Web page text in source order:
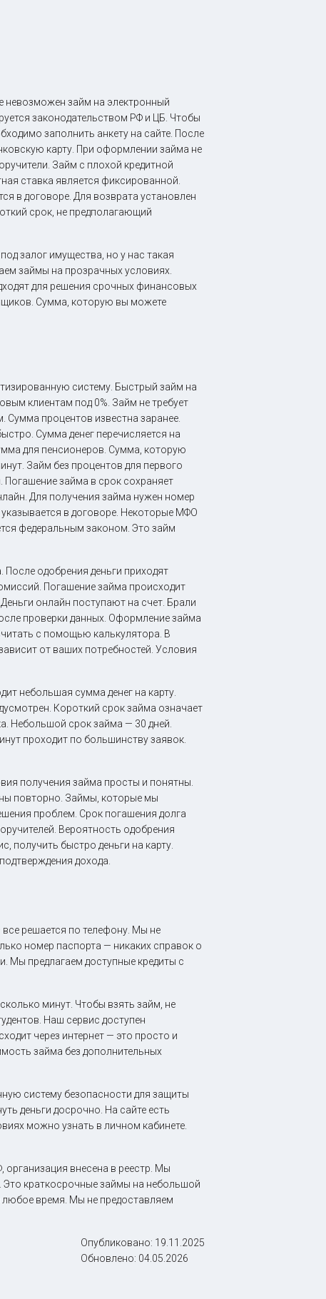
невозможен займ на электронный
законодательством РФ и ЦБ. Чтобы
заполнить анкету на сайте. После
карту. При оформлении займа не
Займ с плохой кредитной
ставка является фиксированной.
в договоре. Для возврата установлен
срок, не предполагающий
залог имущества, но у нас такая
займы на прозрачных условиях.
для решения срочных финансовых
Сумма, которую вы можете
систему. Быстрый займ на
клиентам под 0%. Займ не требует
процентов известна заранее.
Сумма денег перечисляется на
для пенсионеров. Сумма, которую
Займ без процентов для первого
Погашение займа в срок сохраняет
Для получения займа нужен номер
в договоре. Некоторые МФО
федеральным законом. Это займ
одобрения деньги приходят
Погашение займа происходит
онлайн поступают на счет. Брали
проверки данных. Оформление займа
с помощью калькулятора. В
от ваших потребностей. Условия
небольшая сумма денег на карту.
Короткий срок займа означает
Небольшой срок займа — 30 дней.
проходит по большинству заявок.
получения займа просты и понятны.
повторно. Займы, которые мы
проблем. Срок погашения долга
Вероятность одобрения
получить быстро деньги на карту.
дохода.
решается по телефону. Мы не
номер паспорта — никаких справок о
Мы предлагаем доступные кредиты с
минут. Чтобы взять займ, не
Наш сервис доступен
через интернет — это просто и
займа без дополнительных
систему безопасности для защиты
деньги досрочно. На сайте есть
можно узнать в личном кабинете.
внесена в реестр. Мы
краткосрочные займы на небольшой
время. Мы не предоставляем
Опубликовано: 19.11.2025
Обновлено: 04.05.2026